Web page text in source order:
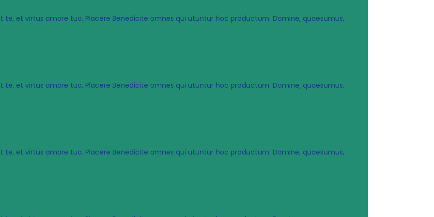
et virtus amore tuo. Placere Benedicite omnes qui utuntur hoc productum. Domine, quaesumus,
et virtus amore tuo. Placere Benedicite omnes qui utuntur hoc productum. Domine, quaesumus,
et virtus amore tuo. Placere Benedicite omnes qui utuntur hoc productum. Domine, quaesumus,